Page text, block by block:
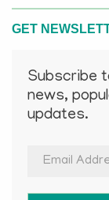
GET
Subscribe
news,
updates.